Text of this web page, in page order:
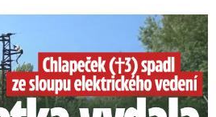
vydala vyjádření na 16 stran